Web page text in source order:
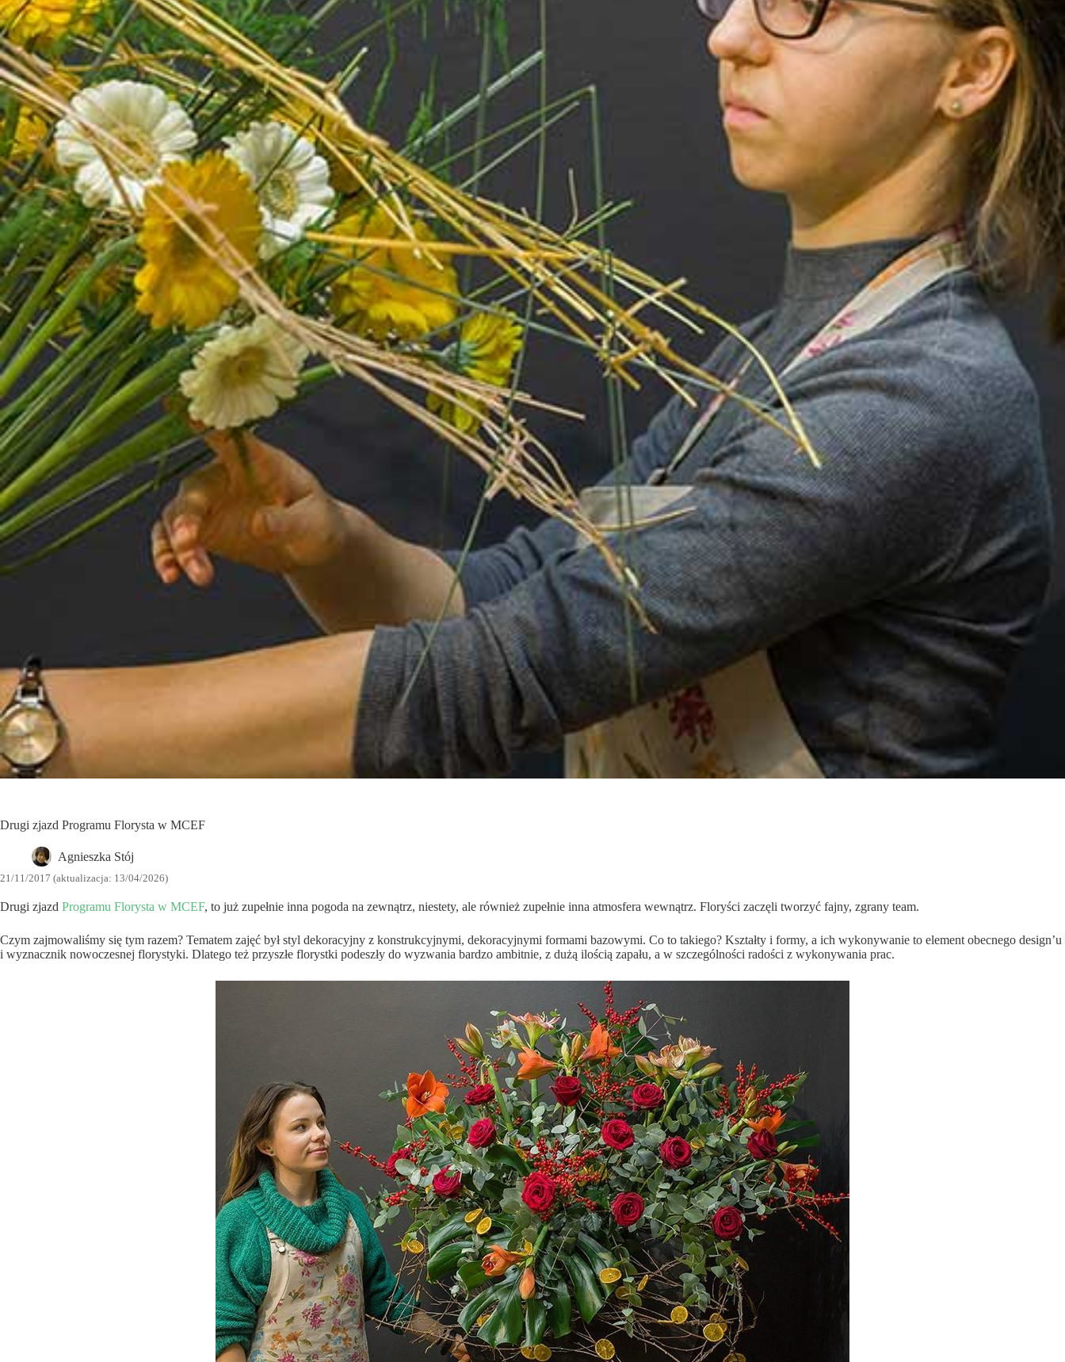
Drugi zjazd Programu Florysta w MCEF
Agnieszka Stój
21/11/2017 (aktualizacja: 13/04/2026)
Drugi zjazd Programu Florysta w MCEF, to już zupełnie inna pogoda na zewnątrz, niestety, ale również zupełnie inna atmosfera wewnątrz. Floryści zaczęli tworzyć fajny, zgrany team.
Czym zajmowaliśmy się tym razem? Tematem zajęć był styl dekoracyjny z konstrukcyjnymi, dekoracyjnymi formami bazowymi. Co to takiego? Kształty i formy, a ich wykonywanie to element obecnego design’u
i wyznacznik nowoczesnej florystyki. Dlatego też przyszłe florystki podeszły do wyzwania bardzo ambitnie, z dużą ilością zapału, a w szczególności radości z wykonywania prac.